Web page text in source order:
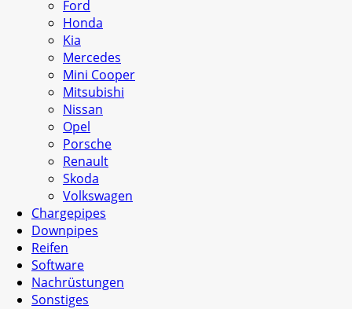
Ford
Honda
Kia
Mercedes
Mini Cooper
Mitsubishi
Nissan
Opel
Porsche
Renault
Skoda
Volkswagen
Chargepipes
Downpipes
Reifen
Software
Nachrüstungen
Sonstiges